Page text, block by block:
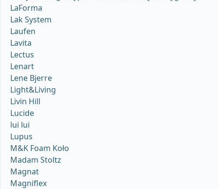
LaForma
Lak System
Laufen
Lavita
Lectus
Lenart
Lene Bjerre
Light&Living
Livin Hill
Lucide
lui lui
Lupus
M&K Foam Koło
Madam Stoltz
Magnat
Magniflex